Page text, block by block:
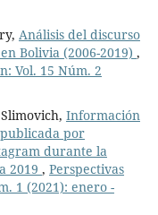
Análisis del discurso
Bolivia (2006-2019) ,
Vol. 15 Núm. 2
Información
por
durante la
2019 , Perspectivas
1 (2021): enero -